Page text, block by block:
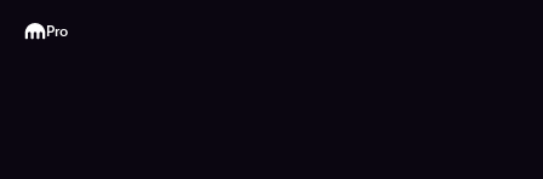
Kraken
Pro